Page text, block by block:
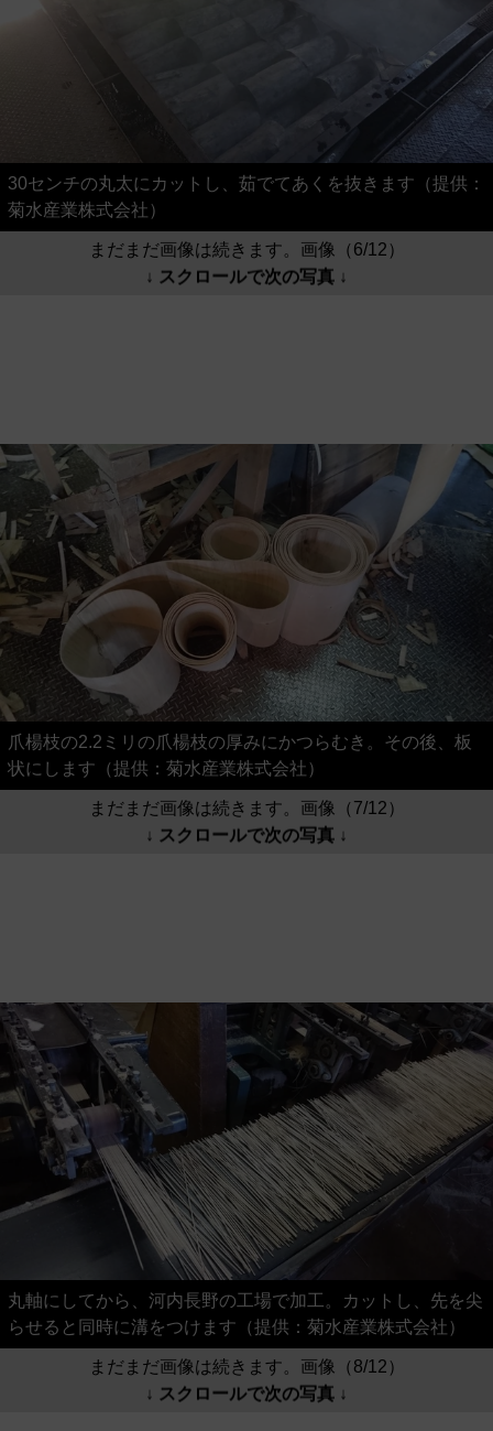
30センチの丸太にカットし、茹でてあくを抜きます（提供：
菊水産業株式会社）
まだまだ画像は続きます。画像（6/12）
↓ スクロールで次の写真 ↓
爪楊枝の2.2ミリの爪楊枝の厚みにかつらむき。その後、板
状にします（提供：菊水産業株式会社）
まだまだ画像は続きます。画像（7/12）
↓ スクロールで次の写真 ↓
丸軸にしてから、河内長野の工場で加工。カットし、先を尖
らせると同時に溝をつけます（提供：菊水産業株式会社）
まだまだ画像は続きます。画像（8/12）
↓ スクロールで次の写真 ↓